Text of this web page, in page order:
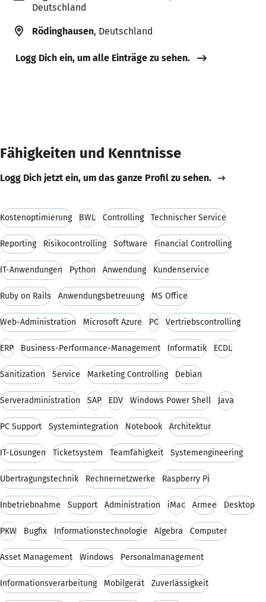
Deutschland
Rödinghausen, Deutschland
Logg Dich ein, um alle Einträge zu sehen.
Fähigkeiten und Kenntnisse
Logg Dich jetzt ein, um das ganze Profil zu sehen.
Kostenoptimierung BWL Controlling Technischer Service
Reporting Risikocontrolling Software Financial Controlling
IT-Anwendungen Python Anwendung Kundenservice
Ruby on Rails Anwendungsbetreuung MS Office
Web-Administration Microsoft Azure PC Vertriebscontrolling
ERP Business-Performance-Management Informatik ECDL
Sanitization Service Marketing Controlling Debian
Serveradministration SAP EDV Windows Power Shell Java
PC Support Systemintegration Notebook Architektur
IT-Lösungen Ticketsystem Teamfähigkeit Systemengineering
Übertragungstechnik Rechnernetzwerke Raspberry Pi
Inbetriebnahme Support Administration iMac Armee Desktop
PKW Bugfix Informationstechnologie Algebra Computer
Asset Management Windows Personalmanagement
Informationsverarbeitung Mobilgerät Zuverlässigkeit